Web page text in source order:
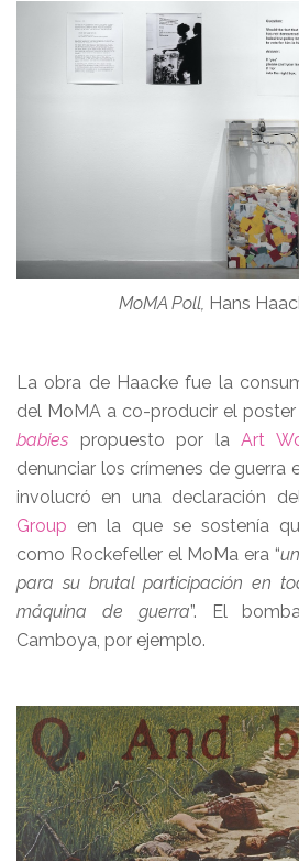
MoMA Poll, Hans
La obra de Haacke fue la
del MoMA a co-producir el
babies propuesto por laArt
denunciar los crímenes de guerra
involucró en una declaración
Group en la que se sostenía
como Rockefeller el MoMa era “
para su brutal participación en
máquina de guerra”. El
Camboya, por ejemplo.